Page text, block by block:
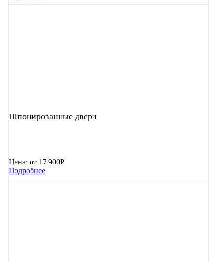
Шпонированные двери
Цена: от 17 900Р
Подробнее